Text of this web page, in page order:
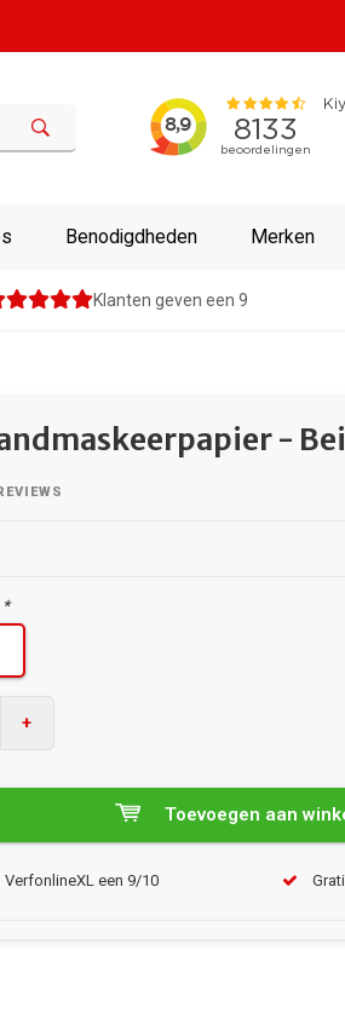
Benodigdheden Merken
Klanten geven een 9
-
*
+
Toevoegen aan
VerfonlineXL een 9/10